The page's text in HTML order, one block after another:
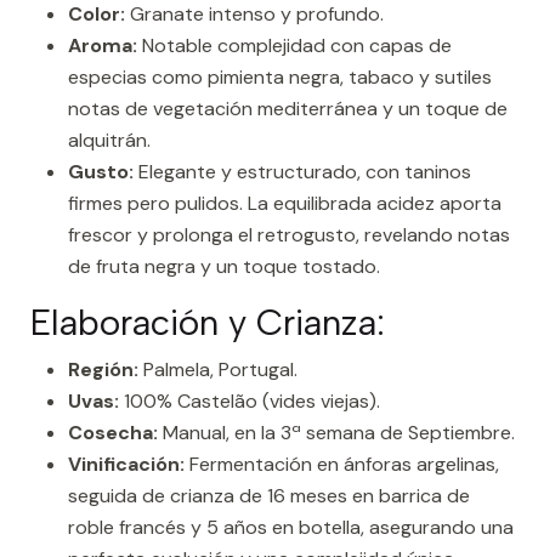
Color: Granate intenso y profundo.
Aroma: Notable complejidad con capas de
especias como pimienta negra, tabaco y sutiles
notas de vegetación mediterránea y un toque de
alquitrán.
Gusto: Elegante y estructurado, con taninos
firmes pero pulidos. La equilibrada acidez aporta
frescor y prolonga el retrogusto, revelando notas
de fruta negra y un toque tostado.
Elaboración y Crianza:
Región: Palmela, Portugal.
Uvas: 100% Castelão (vides viejas).
Cosecha: Manual, en la 3ª semana de Septiembre.
Vinificación: Fermentación en ánforas argelinas,
seguida de crianza de 16 meses en barrica de
roble francés y 5 años en botella, asegurando una